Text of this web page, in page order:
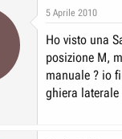
t
i
5 Aprile 2010
Ho visto una
posizione M,
manuale ? io
ghiera